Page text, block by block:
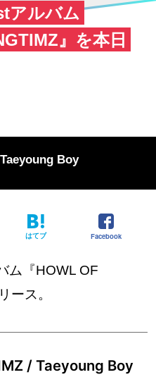
アルバム
』を本日
Boy
はてブ Facebook
ム『HOWL OF
ース。
/ Taeyoung Boy